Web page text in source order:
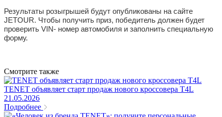
Результаты розыгрышей будут опубликованы на сайте
JETOUR. Чтобы получить приз, победитель должен будет
проверить VIN- номер автомобиля и заполнить специальную
форму.
Смотрите также
TENET объявляет старт продаж нового кроссовера T4L
21.05.2026
Подробнее